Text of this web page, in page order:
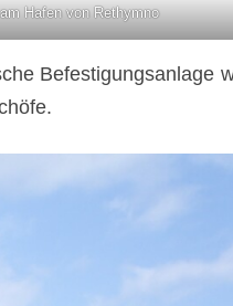
Hafen von Rethymno
Befestigungsanlage